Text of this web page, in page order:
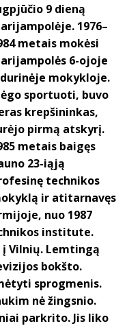
9 dieną
1976–
metais mokėsi
6-ojoje
mokykloje.
sportuoti, buvo
krepšininkas,
pirmą atskyrį.
metais baigęs
23-iąją
technikos
ir atitarnavęs
nuo 1987
institute.
į Vilnių. Lemtingą
bokšto.
sprogmenis.
nė žingsnio.
parkrito. Jis liko